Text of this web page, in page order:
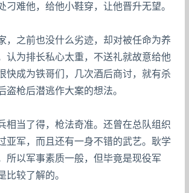
刁难他，给他小鞋穿，让他晋升无望。
，之前也没什么劣迹，却对被任命为养
认为排长私心太重，不送礼就故意给他
快成为铁哥们，几次酒后商讨，就有杀
盗枪后潜逃作大案的想法。
相当了得，枪法奇准。还曾在总队组织
亚军，而且还有一身不错的武艺。耿学
所以军事素质一般，但毕竟是现役军
比较了解的。